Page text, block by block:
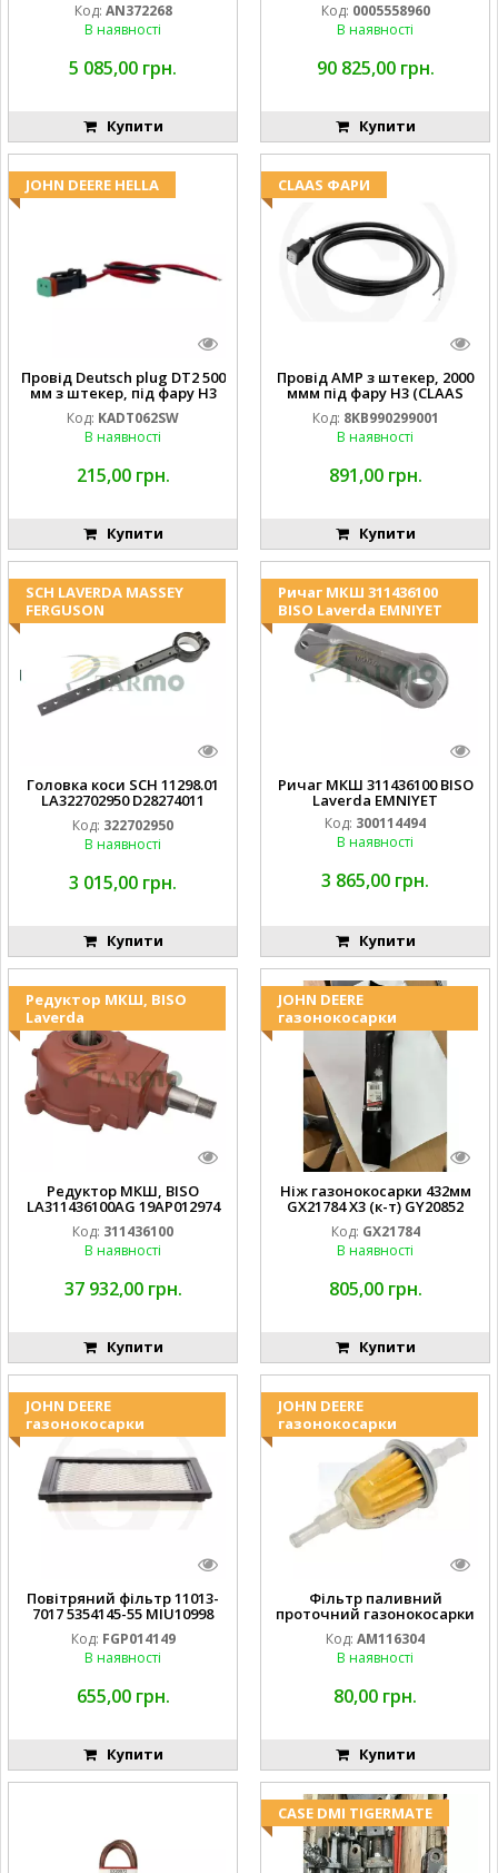
Код: AN372268
В наявності
5 085,00 грн.
Купити
Код: 0005558960
В наявності
90 825,00 грн.
Купити
JOHN DEERE HELLA
Провід Deutsch plug DT2 500
мм з штекер, під фару H3
(JOHN DEERE AL116438
994.184.00) ) Kramp Hella
Код: KADT062SW
В наявності
215,00 грн.
Купити
CLAAS ФАРИ
Провід AMP з штекер, 2000
ммм під фару H3 (CLAAS
013733) Hella
Код: 8KB990299001
В наявності
891,00 грн.
Купити
SCH LAVERDA MASSEY
FERGUSON
Головка коси SCH 11298.01
LA322702950 D28274011
Код: 322702950
В наявності
3 015,00 грн.
Купити
Ричаг МКШ 311436100
BISO Laverda EMNIYET
Ричаг МКШ 311436100 BISO
Laverda EMNIYET
Код: 300114494
В наявності
3 865,00 грн.
Купити
Редуктор МКШ, BISO
Laverda
Редуктор МКШ, BISO
LA311436100AG 19AP012974
Laverda EMNIYET
Код: 311436100
В наявності
37 932,00 грн.
Купити
JOHN DEERE
газонокосарки
Ніж газонокосарки 432мм
GX21784 X3 (к-т) GY20852
AM137757 AM141035
Код: GX21784
В наявності
805,00 грн.
Купити
JOHN DEERE
газонокосарки
Повітряний фільтр 11013-
7017 5354145-55 MIU10998
FGP014149
Код: FGP014149
В наявності
655,00 грн.
Купити
JOHN DEERE
газонокосарки
Фільтр паливний
проточний газонокосарки
JOHN DEERE AM116304
GY20709
Код: AM116304
В наявності
80,00 грн.
Купити
CASE DMI TIGERMATE